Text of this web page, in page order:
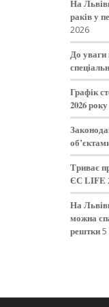
На
раків у
2026
До уваги
Графік
2026 року
Триває
ЄС LIFE
На
можна
рештки